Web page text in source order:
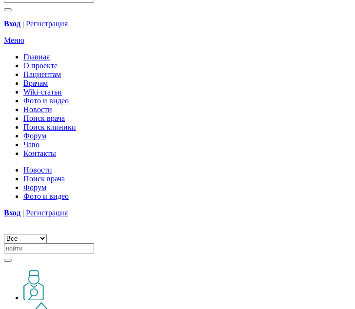
Вход | Регистрация
Меню
Главная
О проекте
Пациентам
Врачам
Wiki-статьи
Фото и видео
Новости
Поиск врача
Поиск клиники
Форум
Чаво
Контакты
Новости
Поиск врача
Форум
Фото и видео
Вход | Регистрация